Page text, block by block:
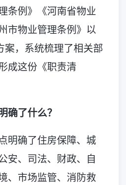
条例》《河南省物业
市物业管理条例》以
案，系统梳理了相关部
成这份《职责清
确了什么？
明确了住房保障、城
安、司法、财政、自
、市场监管、消防救